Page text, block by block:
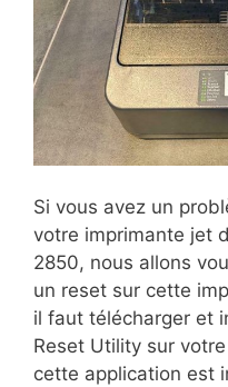
Si vous avez un
votre imprimante jet
2850, nous allons
un reset sur cette
il faut télécharger et
Reset Utility sur
cette application est